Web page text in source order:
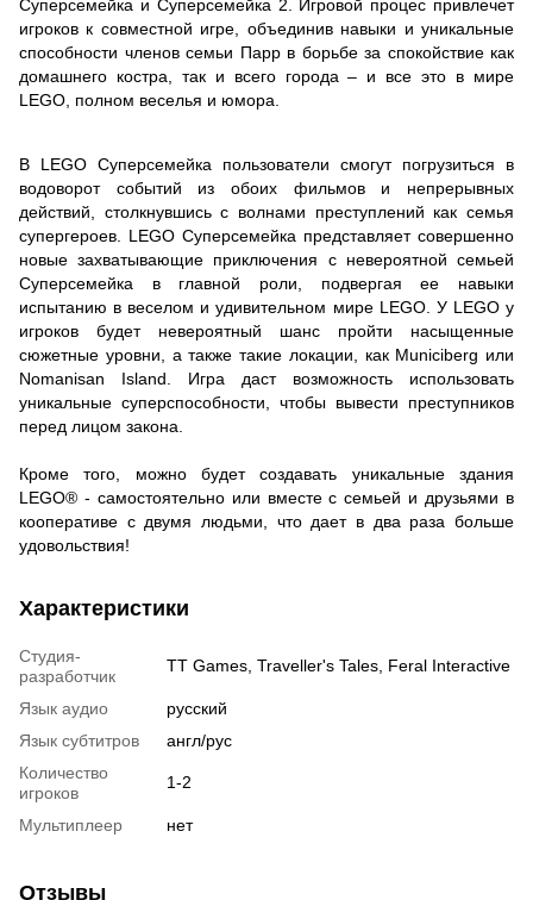
Суперсемейка и Суперсемейка 2. Игровой процес привлечет
игроков к совместной игре, объединив навыки и уникальные
способности членов семьи Парр в борьбе за спокойствие как
домашнего костра, так и всего города – и все это в мире
LEGO, полном веселья и юмора.
В LEGO Суперсемейка пользователи смогут погрузиться в
водоворот событий из обоих фильмов и непрерывных
действий, столкнувшись с волнами преступлений как семья
супергероев. LEGO Суперсемейка представляет совершенно
новые захватывающие приключения с невероятной семьей
Суперсемейка в главной роли, подвергая ее навыки
испытанию в веселом и удивительном мире LEGO. У LEGO у
игроков будет невероятный шанс пройти насыщенные
сюжетные уровни, а также такие локации, как Municiberg или
Nomanisan Island. Игра даст возможность использовать
уникальные суперспособности, чтобы вывести преступников
перед лицом закона.
Кроме того, можно будет создавать уникальные здания
LEGO® - самостоятельно или вместе с семьей и друзьями в
кооперативе с двумя людьми, что дает в два раза больше
удовольствия!
Характеристики
Студия-
разработчик
TT Games, Traveller's Tales, Feral Interactive
Язык аудио
русский
Язык субтитров
англ/рус
Количество
игроков
1-2
Мультиплеер нет
Отзывы